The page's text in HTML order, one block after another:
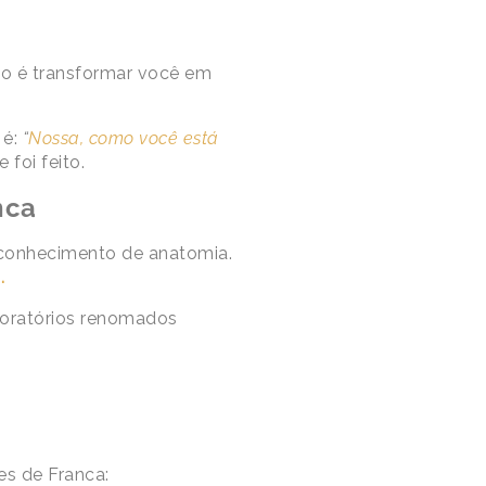
é transformar você em
“Nossa, como você está
foi feito.
de anatomia.
renomados
de Franca: